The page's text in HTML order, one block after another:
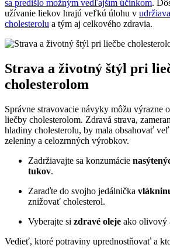
sa predišlo možným vedľajším účinkom.
užívanie liekov hrajú veľkú úlohu v
cholesterolu a tým aj celkového zdravia.
Strava a životný štýl pri
cholesterolom
Správne stravovacie návyky môžu
liečby cholesterolom. Zdravá strava,
hladiny cholesterolu, by mala obsahovať
zeleniny a celozrnných výrobkov.
Zadržiavajte sa konzumácie
tukov.
Zaraďte do svojho jedálnička
znižovať cholesterol.
Vyberajte si zdravé oleje ako olivový
Vedieť, ktoré potraviny uprednostňovať a